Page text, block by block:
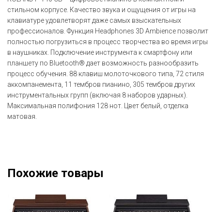
стильном корпусе. Качество звука и ощущения от игры на
клавиатуре удовлетворят даже самых взыскательных
профессионалов. Функция Headphones 3D Ambience позволит
полностью погрузиться в процесс творчества во время игры
в наушниках. Подключение инструмента к смартфону или
планшету по Bluetooth® дает возможность разнообразить
процесс обучения. 88 клавиш молоточкового типа, 72 стиля
аккомпанемента, 11 тембров пианино, 305 тембров других
инструментальных групп (включая 8 наборов ударных).
Максимальная полифония 128 нот. Цвет белый, отделка
матовая.
Похожие товары